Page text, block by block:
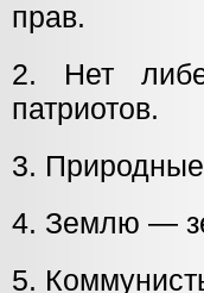
прав.
2. Нет
патриотов.
3.
4. Землю —
5.